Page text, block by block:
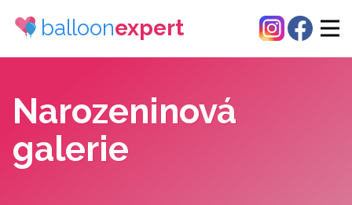
balloonexpert
Narozeninová
galerie